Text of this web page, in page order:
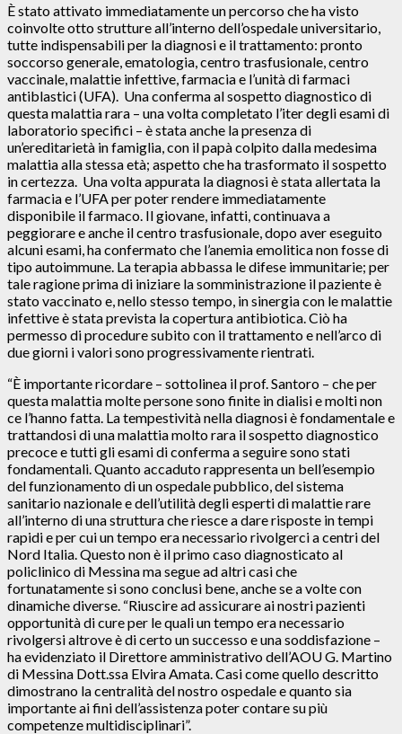
È stato attivato immediatamente un percorso che ha visto
coinvolte otto strutture all’interno dell’ospedale universitario,
tutte indispensabili per la diagnosi e il trattamento: pronto
soccorso generale, ematologia, centro trasfusionale, centro
vaccinale, malattie infettive, farmacia e l’unità di farmaci
antiblastici (UFA). Una conferma al sospetto diagnostico di
questa malattia rara – una volta completato l’iter degli esami di
laboratorio specifici – è stata anche la presenza di
un’ereditarietà in famiglia, con il papà colpito dalla medesima
malattia alla stessa età; aspetto che ha trasformato il sospetto
in certezza. Una volta appurata la diagnosi è stata allertata la
farmacia e l’UFA per poter rendere immediatamente
disponibile il farmaco. Il giovane, infatti, continuava a
peggiorare e anche il centro trasfusionale, dopo aver eseguito
alcuni esami, ha confermato che l’anemia emolitica non fosse di
tipo autoimmune. La terapia abbassa le difese immunitarie; per
tale ragione prima di iniziare la somministrazione il paziente è
stato vaccinato e, nello stesso tempo, in sinergia con le malattie
infettive è stata prevista la copertura antibiotica. Ciò ha
permesso di procedure subito con il trattamento e nell’arco di
due giorni i valori sono progressivamente rientrati.
“È importante ricordare – sottolinea il prof. Santoro – che per
questa malattia molte persone sono finite in dialisi e molti non
ce l’hanno fatta. La tempestività nella diagnosi è fondamentale e
trattandosi di una malattia molto rara il sospetto diagnostico
precoce e tutti gli esami di conferma a seguire sono stati
fondamentali. Quanto accaduto rappresenta un bell’esempio
del funzionamento di un ospedale pubblico, del sistema
sanitario nazionale e dell’utilità degli esperti di malattie rare
all’interno di una struttura che riesce a dare risposte in tempi
rapidi e per cui un tempo era necessario rivolgerci a centri del
Nord Italia. Questo non è il primo caso diagnosticato al
policlinico di Messina ma segue ad altri casi che
fortunatamente si sono conclusi bene, anche se a volte con
dinamiche diverse. “Riuscire ad assicurare ai nostri pazienti
opportunità di cure per le quali un tempo era necessario
rivolgersi altrove è di certo un successo e una soddisfazione –
ha evidenziato il Direttore amministrativo dell’AOU G. Martino
di Messina Dott.ssa Elvira Amata. Casi come quello descritto
dimostrano la centralità del nostro ospedale e quanto sia
importante ai fini dell’assistenza poter contare su più
competenze multidisciplinari”.